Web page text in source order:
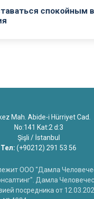
спокойным
Mah. Abide-i Hürriyet Cad.
No:141 Kat:2 d:3
Şişli / İstanbul
Тел: (+90212) 291 53 56
ООО "Дамла
Дамла
посредника от